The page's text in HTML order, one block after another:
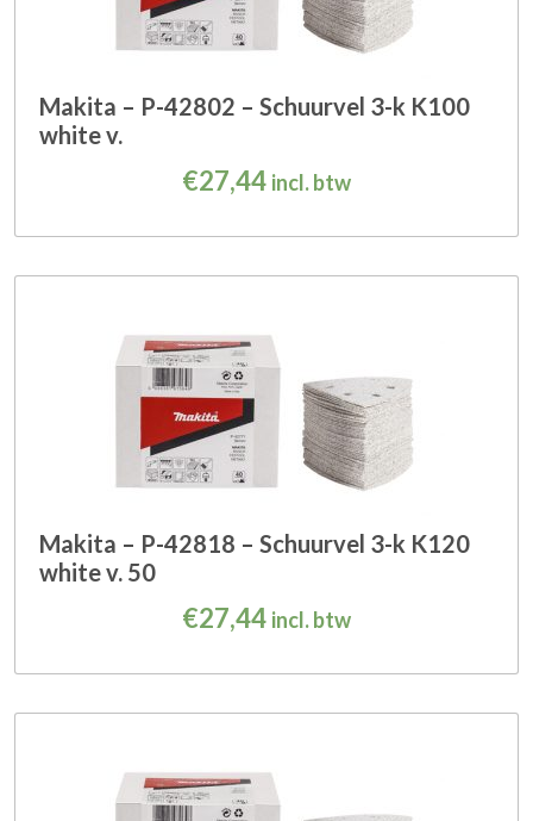
Makita – P-42802 – Schuurvel 3-k K100
white v.
€27,44 incl. btw
Makita – P-42818 – Schuurvel 3-k K120
white v. 50
€27,44 incl. btw